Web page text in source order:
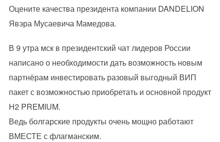
Оцените качества президента компании DANDELION
Явэра Мусаевича Мамедова.
В 9 утра мск в президентский чат лидеров России
написано о необходимости дать возможность новым
партнёрам инвестировать разовый выгодный ВИП
пакет с возможностью приобретать и основной продукт
H2 PREMIUM.
Ведь болгарские продукты очень мощно работают
ВМЕСТЕ с флагманским.